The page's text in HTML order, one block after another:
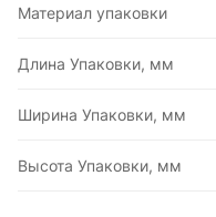
Материал упаковки
Длина Упаковки, мм
Ширина Упаковки, мм
Высота Упаковки, мм